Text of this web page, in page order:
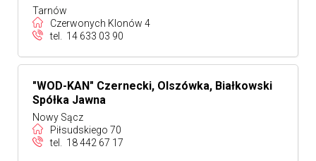
Tarnów
Czerwonych Klonów 4
tel.
14 633 03 90
"WOD-KAN" Czernecki, Olszówka, Białkowski
Spółka Jawna
Nowy Sącz
Piłsudskiego 70
tel.
18 442 67 17